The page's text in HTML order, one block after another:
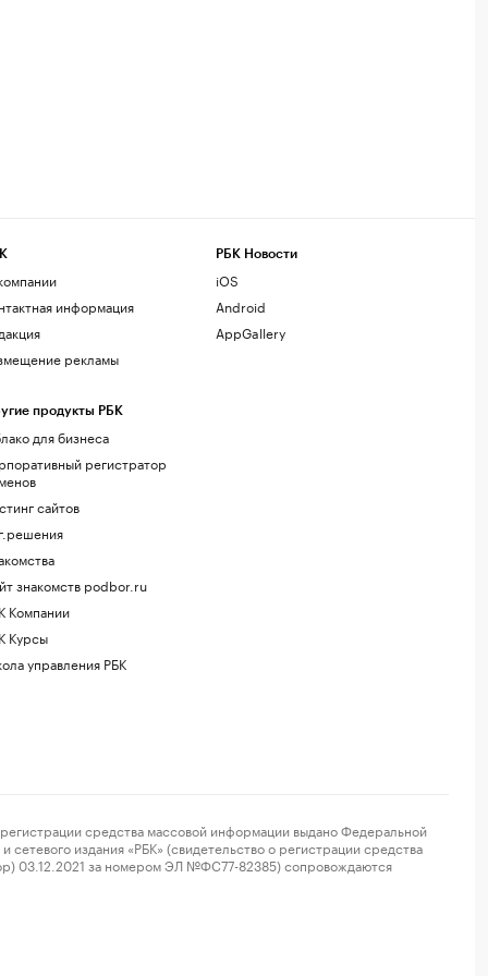
информация
рекламы
продукты РБК
для бизнеса
регистратор
сайтов
знакомств podbor.ru
Компании
Курсы
управления РБК
РБК Новости
iOS
Android
AppGallery
средства массовой информации выдано Федеральной
издания «РБК» (свидетельство о регистрации средства
03.12.2021 за номером ЭЛ №ФС77-82385) сопровождаются